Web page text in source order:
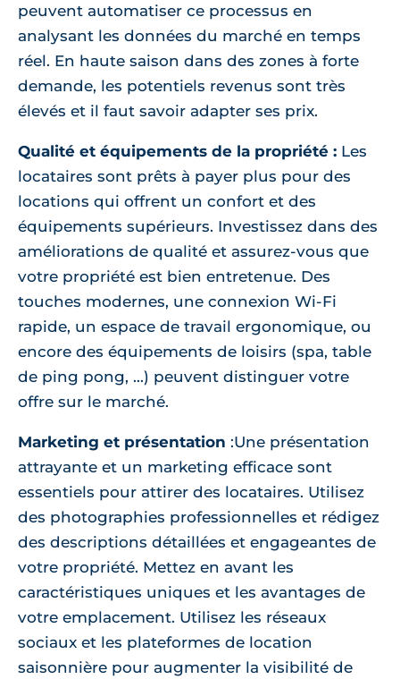
peuvent automatiser ce processus en
analysant les données du marché en temps
réel. En haute saison dans des zones à forte
demande, les potentiels revenus sont très
élevés et il faut savoir adapter ses prix.
Qualité et équipements de la propriété : Les
locataires sont prêts à payer plus pour des
locations qui offrent un confort et des
équipements supérieurs. Investissez dans des
améliorations de qualité et assurez-vous que
votre propriété est bien entretenue. Des
touches modernes, une connexion Wi-Fi
rapide, un espace de travail ergonomique, ou
encore des équipements de loisirs (spa, table
de ping pong, ...) peuvent distinguer votre
offre sur le marché.
Marketing et présentation :Une présentation
attrayante et un marketing efficace sont
essentiels pour attirer des locataires. Utilisez
des photographies professionnelles et rédigez
des descriptions détaillées et engageantes de
votre propriété. Mettez en avant les
caractéristiques uniques et les avantages de
votre emplacement. Utilisez les réseaux
sociaux et les plateformes de location
saisonnière pour augmenter la visibilité de